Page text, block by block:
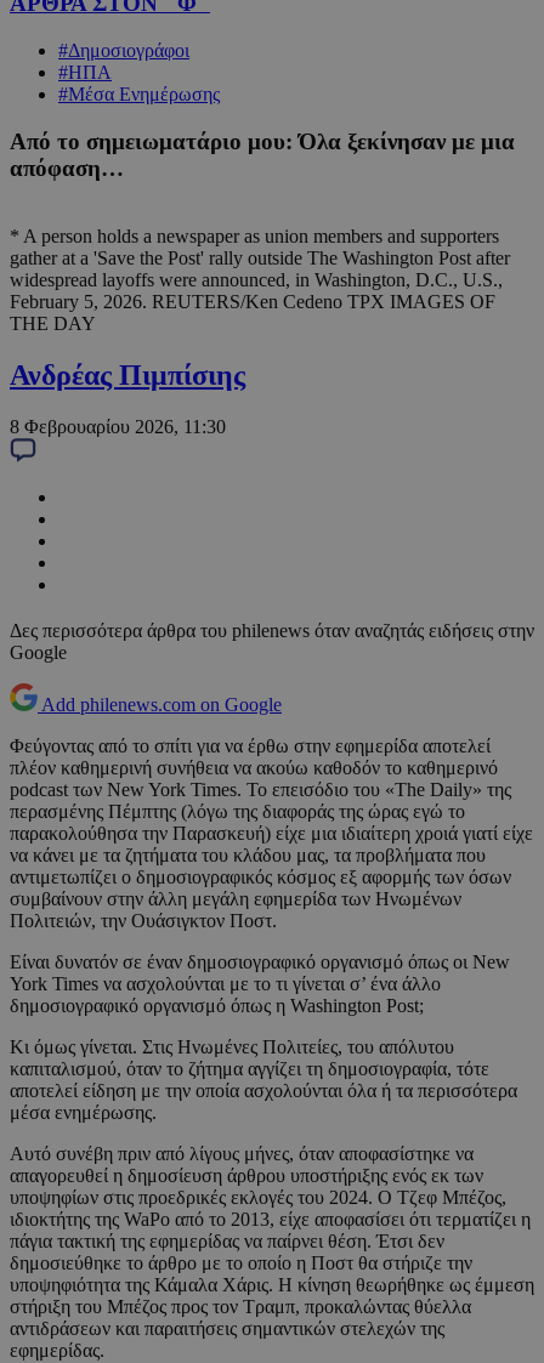
#Δημοσιογράφοι
#ΗΠΑ
#Μέσα Ενημέρωσης
Από το σημειωματάριο μου: Όλα ξεκίνησαν με μια
απόφαση…
* A person holds a newspaper as union members and supporters
gather at a 'Save the Post' rally outside The Washington Post after
widespread layoffs were announced, in Washington, D.C., U.S.,
February 5, 2026. REUTERS/Ken Cedeno TPX IMAGES OF
THE DAY
Ανδρέας Πιμπίσιης
8 Φεβρουαρίου 2026, 11:30
Δες περισσότερα άρθρα του philenews όταν αναζητάς ειδήσεις στην
Google
Add philenews.com on Google
Φεύγοντας από το σπίτι για να έρθω στην εφημερίδα αποτελεί
πλέον καθημερινή συνήθεια να ακούω καθοδόν το καθημερινό
podcast των New York Times. Το επεισόδιο του «The Daily» της
περασμένης Πέμπτης (λόγω της διαφοράς της ώρας εγώ το
παρακολούθησα την Παρασκευή) είχε μια ιδιαίτερη χροιά γιατί είχε
να κάνει με τα ζητήματα του κλάδου μας, τα προβλήματα που
αντιμετωπίζει ο δημοσιογραφικός κόσμος εξ αφορμής των όσων
συμβαίνουν στην άλλη μεγάλη εφημερίδα των Ηνωμένων
Πολιτειών, την Ουάσιγκτον Ποστ.
Είναι δυνατόν σε έναν δημοσιογραφικό οργανισμό όπως οι New
York Times να ασχολούνται με το τι γίνεται σ’ ένα άλλο
δημοσιογραφικό οργανισμό όπως η Washington Post;
Κι όμως γίνεται. Στις Ηνωμένες Πολιτείες, του απόλυτου
καπιταλισμού, όταν το ζήτημα αγγίζει τη δημοσιογραφία, τότε
αποτελεί είδηση με την οποία ασχολούνται όλα ή τα περισσότερα
μέσα ενημέρωσης.
Αυτό συνέβη πριν από λίγους μήνες, όταν αποφασίστηκε να
απαγορευθεί η δημοσίευση άρθρου υποστήριξης ενός εκ των
υποψηφίων στις προεδρικές εκλογές του 2024. Ο Τζεφ Μπέζος,
ιδιοκτήτης της WaPo από το 2013, είχε αποφασίσει ότι τερματίζει η
πάγια τακτική της εφημερίδας να παίρνει θέση. Έτσι δεν
δημοσιεύθηκε το άρθρο με το οποίο η Ποστ θα στήριζε την
υποψηφιότητα της Κάμαλα Χάρις. Η κίνηση θεωρήθηκε ως έμμεση
στήριξη του Μπέζος προς τον Τραμπ, προκαλώντας θύελλα
αντιδράσεων και παραιτήσεις σημαντικών στελεχών της
εφημερίδας.